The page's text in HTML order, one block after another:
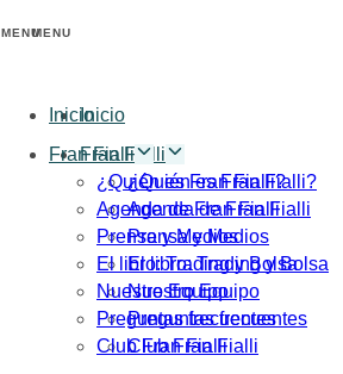
MENU
Inicio
Fran Fialli
¿Quién es Fran Fialli?
Agenda de Fran Fialli
Prensa y Medios
El libro: Trading y Bolsa
Nuestro Equipo
Preguntas frecuentes
Club Fran Fialli
MENU
Inicio
Fran Fialli
¿Quién es Fran Fialli?
Agenda de Fran Fialli
Prensa y Medios
El libro: Trading y Bolsa
Nuestro Equipo
Preguntas frecuentes
Club Fran Fialli